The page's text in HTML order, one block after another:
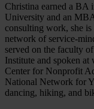
Christina earned a BA
University and an
consulting work, she
network of service-
served on the faculty
Institute and spoken
Center for Nonprofit
National Network for
dancing, hiking, and